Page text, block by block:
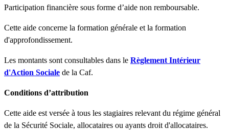
Participation financière sous forme d’aide non remboursable.
Cette aide concerne la formation générale et la formation
d'approfondissement.
Les montants sont consultables dans le Règlement Intérieur
d'Action Sociale de la Caf.
Conditions d’attribution
Cette aide est versée à tous les stagiaires relevant du régime général
de la Sécurité Sociale, allocataires ou ayants droit d'allocataires.